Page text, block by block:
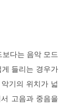
다는 음악 모드
들리는 경우가
기의 위치가 넓
고음과 중음을